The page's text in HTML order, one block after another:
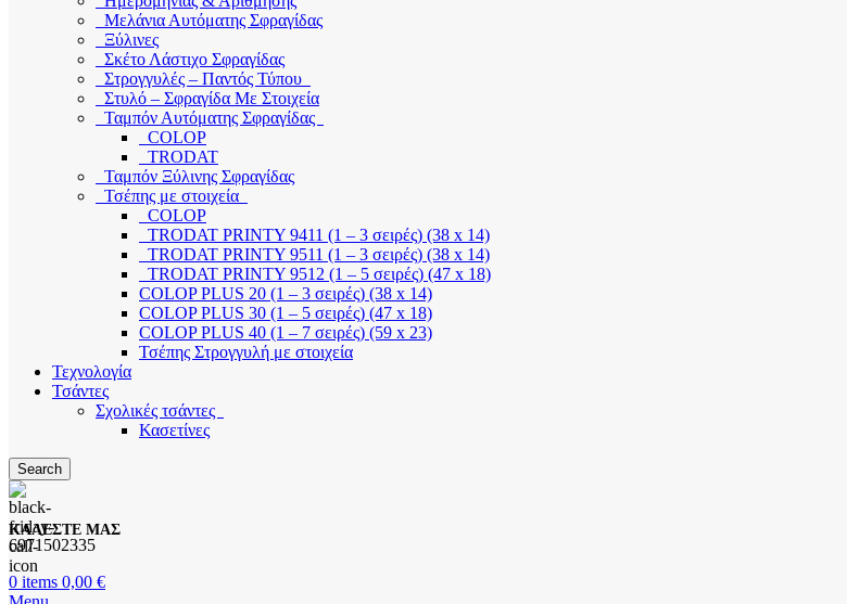
Μελάνια Αυτόματης Σφραγίδας
Ξύλινες
Σκέτο Λάστιχο Σφραγίδας
Στρογγυλές – Παντός Τύπου
Στυλό – Σφραγίδα Με Στοιχεία
Ταμπόν Αυτόματης Σφραγίδας
COLOP
TRODAT
Ταμπόν Ξύλινης Σφραγίδας
Τσέπης με στοιχεία
COLOP
TRODAT PRINTY 9411 (1 – 3 σειρές) (38 x 14)
TRODAT PRINTY 9511 (1 – 3 σειρές) (38 x 14)
TRODAT PRINTY 9512 (1 – 5 σειρές) (47 x 18)
COLOP PLUS 20 (1 – 3 σειρές) (38 x 14)
COLOP PLUS 30 (1 – 5 σειρές) (47 x 18)
COLOP PLUS 40 (1 – 7 σειρές) (59 x 23)
Τσέπης Στρογγυλή με στοιχεία
Τεχνολογία
Τσάντες
Σχολικές τσάντες
Κασετίνες
Search
ΚΑΛΕΣΤΕ ΜΑΣ
6971502335
0 items 0,00 €